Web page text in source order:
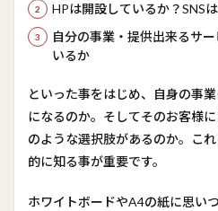
HPは開設しているか？SNS
自分の事業・提供出来るサ
いるか
といった事をはじめ、自身の事
になるのか。そしてそのお客様
のような選択肢があるのか。こ
的に知る事が重要です。
ホワイトボードやA4の紙に思い